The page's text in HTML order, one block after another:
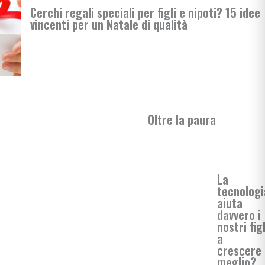
Cerchi regali speciali per figli e nipoti? 15 idee
vincenti per un Natale di qualità
Oltre la paura
La
aiuta
davvero i
nostri
a
crescere